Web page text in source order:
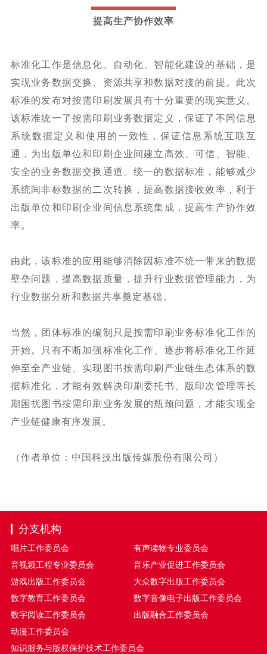
提高生产协作效率
标准化工作是信息化、自动化、智能化建设的基础，是
实现业务数据交换、资源共享和数据对接的前提。此次
标准的发布对按需印刷发展具有十分重要的现实意义。
该标准统一了按需印刷业务数据定义，保证了不同信息
系统数据定义和使用的一致性，保证信息系统互联互
通，为出版单位和印刷企业间建立高效、可信、智能、
安全的业务数据交换通道。统一的数据标准，能够减少
系统间非标数据的二次转换，提高数据接收效率，利于
出版单位和印刷企业间信息系统集成，提高生产协作效
率。
由此，该标准的应用能够消除因标准不统一带来的数据
壁垒问题，提高数据质量，提升行业数据管理能力，为
行业数据分析和数据共享奠定基础。
当然，团体标准的编制只是按需印刷业务标准化工作的
开始。只有不断加强标准化工作、逐步将标准化工作延
伸至全产业链、实现图书按需印刷产业链生态体系的数
据标准化，才能有效解决印刷委托书、版印次管理等长
期困扰图书按需印刷业务发展的瓶颈问题，才能实现全
产业链健康有序发展。
（作者单位：中国科技出版传媒股份有限公司）
分支机构
唱片工作委员会
有声读物专业委员会
音视频工程专业委员会
音乐产业促进工作委员会
游戏出版工作委员会
大众数字出版工作委员会
数字教育工作委员会
数字音像电子出版工作委员会
数字阅读工作委员会
出版融合工作委员会
动漫工作委员会
知识服务与版权保护技术工作委员会